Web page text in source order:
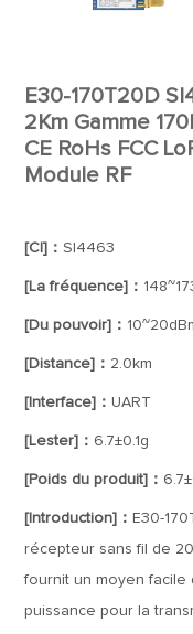
E30-170T20D
2Km Gamme
CE RoHs FCC
Module RF
[CI]：SI4463
[La fréquence]：
[Du pouvoir]：
[Distance]： 2.0km
[Interface]：UART
[Lester]： 6.7±0.1g
[Poids du produit]：
[Introduction]： E30-
récepteur sans fil de 20
fournit un moyen
puissance pour la